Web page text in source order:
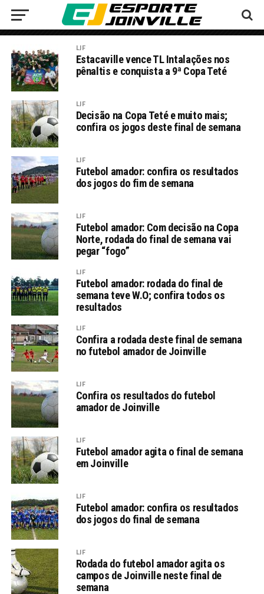
LJF
Estacaville vence TL Intalações nos
pênaltis e conquista a 9ª Copa Teté
LJF
Decisão na Copa Teté e muito mais;
confira os jogos deste final de semana
LJF
Futebol amador: confira os resultados
dos jogos do fim de semana
LJF
Futebol amador: Com decisão na Copa
Norte, rodada do final de semana vai
pegar “fogo”
LJF
Futebol amador: rodada do final de
semana teve W.O; confira todos os
resultados
LJF
Confira a rodada deste final de semana
no futebol amador de Joinville
LJF
Confira os resultados do futebol
amador de Joinville
LJF
Futebol amador agita o final de semana
em Joinville
LJF
Futebol amador: confira os resultados
dos jogos do final de semana
LJF
Rodada do futebol amador agita os
campos de Joinville neste final de
semana